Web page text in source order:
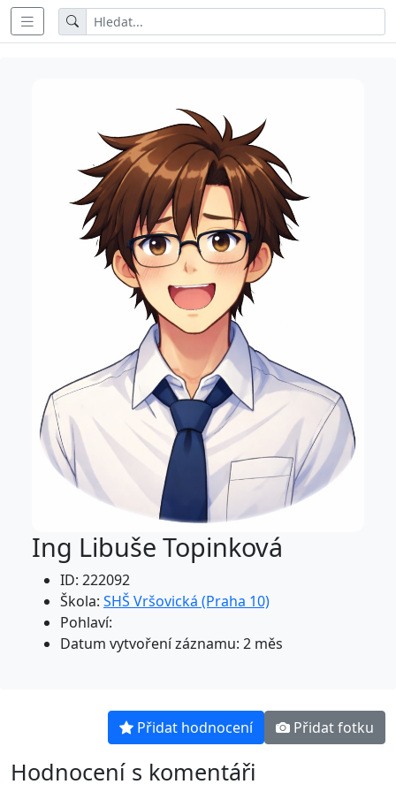
Ing Libuše Topinková
ID: 222092
Škola: SHŠ Vršovická (Praha 10)
Pohlaví:
Datum vytvoření záznamu: 2 měs
Přidat hodnocení Přidat fotku
Hodnocení s komentáři